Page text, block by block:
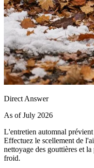
Direct Answer
As of July 2026
L'entretien automnal
Effectuez le scellement de
nettoyage des gouttières et
froid.